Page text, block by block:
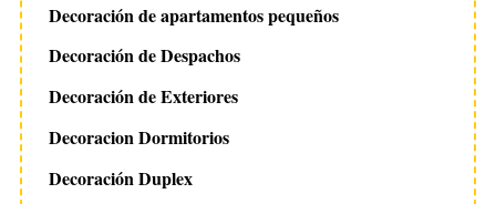
Decoración de apartamentos pequeños
Decoración de Despachos
Decoración de Exteriores
Decoracion Dormitorios
Decoración Duplex